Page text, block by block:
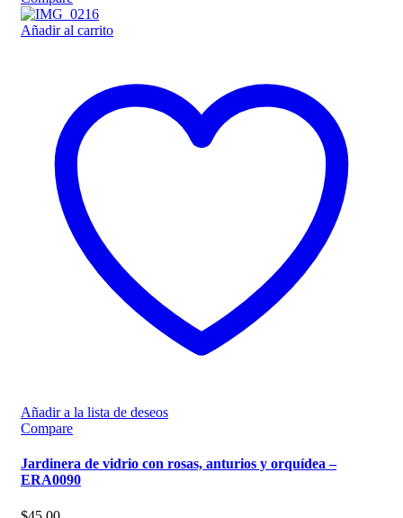
Añadir al carrito
Añadir a la lista de deseos
Compare
Jardinera de vidrio con rosas, anturios y orquídea –
ERA0090